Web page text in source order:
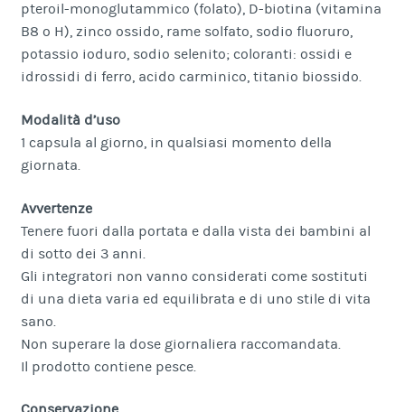
pteroil-monoglutammico (folato), D-biotina (vitamina
B8 o H), zinco ossido, rame solfato, sodio fluoruro,
potassio ioduro, sodio selenito; coloranti: ossidi e
idrossidi di ferro, acido carminico, titanio biossido.
Modalità d’uso
1 capsula al giorno, in qualsiasi momento della
giornata.
Avvertenze
Tenere fuori dalla portata e dalla vista dei bambini al
di sotto dei 3 anni.
Gli integratori non vanno considerati come sostituti
di una dieta varia ed equilibrata e di uno stile di vita
sano.
Non superare la dose giornaliera raccomandata.
Il prodotto contiene pesce.